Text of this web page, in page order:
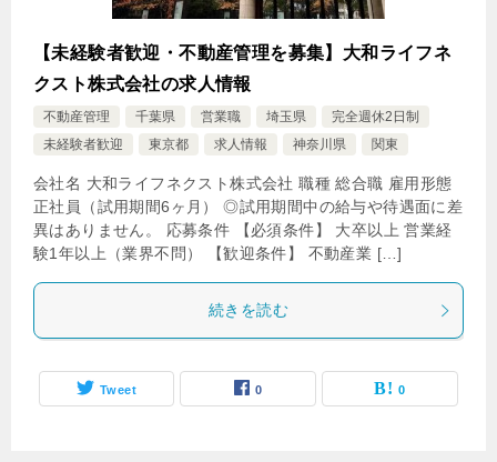
【未経験者歓迎・不動産管理を募集】大和ライフネ
クスト株式会社の求人情報
不動産管理 千葉県 営業職 埼玉県
完全週休2日制
未経験者歓迎
東京都 求人情報 神奈川県 関東
会社名 大和ライフネクスト株式会社 職種 総合職 雇用形態
正社員（試用期間6ヶ月） ◎試用期間中の給与や待遇面に差
異はありません。 応募条件 【必須条件】 大卒以上 営業経
験1年以上（業界不問） 【歓迎条件】 不動産業 […]
続きを読む
Tweet 0 0